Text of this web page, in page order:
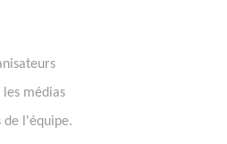
médias
de l'équipe.